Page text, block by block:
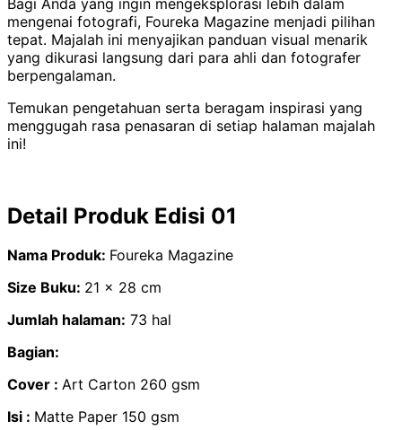
mengenai fotografi, Foureka Magazine menjadi pilihan
tepat. Majalah ini menyajikan panduan visual menarik
yang dikurasi langsung dari para ahli dan fotografer
berpengalaman.
Temukan pengetahuan serta beragam inspirasi yang
menggugah rasa penasaran di setiap halaman majalah
ini!
Detail Produk Edisi 01
Nama Produk: Foureka Magazine
Size Buku: 21 x 28 cm
Jumlah halaman: 73 hal
Bagian:
Cover : Art Carton 260 gsm
Isi : Matte Paper 150 gsm